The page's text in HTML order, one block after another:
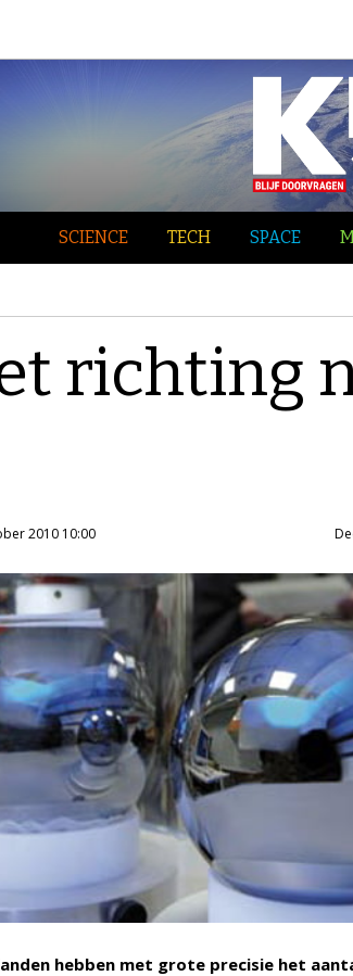
SCIENCE TECH SPACE
richting
2010 10:00
hebben met grote precisie het